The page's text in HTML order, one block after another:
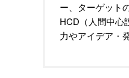
ー、ターゲット
HCD（人間中心
力やアイデア・